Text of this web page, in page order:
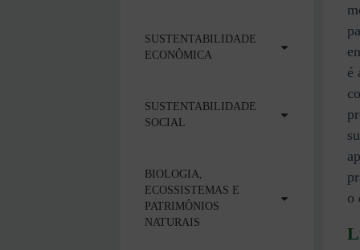
SUSTENTABILIDADE
ECONÔMICA
SUSTENTABILIDADE
SOCIAL
BIOLOGIA,
ECOSSISTEMAS E
PATRIMÔNIOS
NATURAIS
é
o